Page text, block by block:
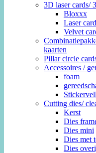
3D laser cards/
Bloxxx
Laser
Velvet
kaarten
Pillar circle
Accessoires /
foam
Cutting dies/
Kerst
Dies
Dies mini
Dies met
Dies